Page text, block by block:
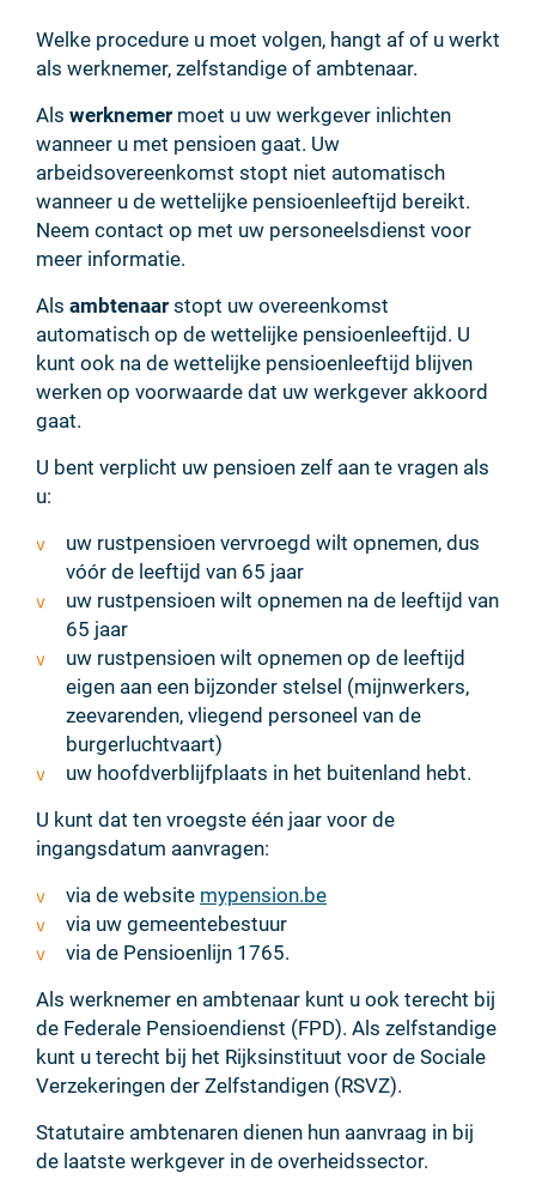
Welke procedure u moet volgen, hangt af of u werkt
als werknemer, zelfstandige of ambtenaar.
Als werknemer moet u uw werkgever inlichten
wanneer u met pensioen gaat. Uw
arbeidsovereenkomst stopt niet automatisch
wanneer u de wettelijke pensioenleeftijd bereikt.
Neem contact op met uw personeelsdienst voor
meer informatie.
Als ambtenaar stopt uw overeenkomst
automatisch op de wettelijke pensioenleeftijd. U
kunt ook na de wettelijke pensioenleeftijd blijven
werken op voorwaarde dat uw werkgever akkoord
gaat.
U bent verplicht uw pensioen zelf aan te vragen als
u:
uw rustpensioen vervroegd wilt opnemen, dus
vóór de leeftijd van 65 jaar
uw rustpensioen wilt opnemen na de leeftijd van
65 jaar
uw rustpensioen wilt opnemen op de leeftijd
eigen aan een bijzonder stelsel (mijnwerkers,
zeevarenden, vliegend personeel van de
burgerluchtvaart)
uw hoofdverblijfplaats in het buitenland hebt.
U kunt dat ten vroegste één jaar voor de
ingangsdatum aanvragen:
via de website mypension.be
via uw gemeentebestuur
via de Pensioenlijn 1765.
Als werknemer en ambtenaar kunt u ook terecht bij
de Federale Pensioendienst (FPD). Als zelfstandige
kunt u terecht bij het Rijksinstituut voor de Sociale
Verzekeringen der Zelfstandigen (RSVZ).
Statutaire ambtenaren dienen hun aanvraag in bij
de laatste werkgever in de overheidssector.